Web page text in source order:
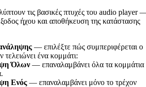
τις βασικές πτυχές του audio player
ήχου και αποθήκευση της κατάστασης
— επιλέξτε πώς συμπεριφέρεται ο
τελειώνει ένα κομμάτι:
Όλων — επαναλαμβάνει όλα τα κομμάτια
Ενός — επαναλαμβάνει μόνο το τρέχον